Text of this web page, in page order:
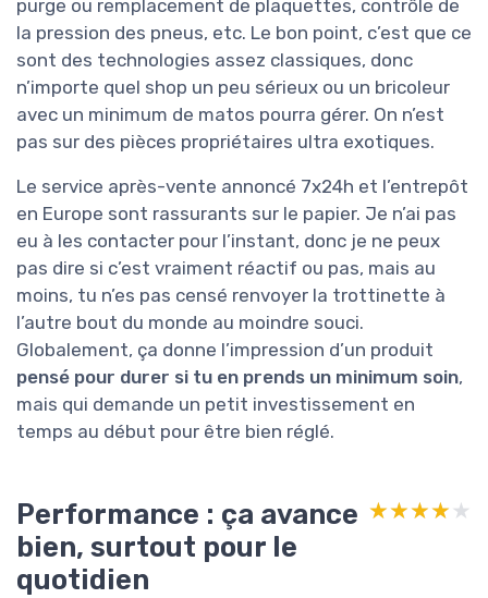
purge ou remplacement de plaquettes, contrôle de
la pression des pneus, etc. Le bon point, c’est que ce
sont des technologies assez classiques, donc
n’importe quel shop un peu sérieux ou un bricoleur
avec un minimum de matos pourra gérer. On n’est
pas sur des pièces propriétaires ultra exotiques.
Le service après-vente annoncé 7x24h et l’entrepôt
en Europe sont rassurants sur le papier. Je n’ai pas
eu à les contacter pour l’instant, donc je ne peux
pas dire si c’est vraiment réactif ou pas, mais au
moins, tu n’es pas censé renvoyer la trottinette à
l’autre bout du monde au moindre souci.
Globalement, ça donne l’impression d’un produit
pensé pour durer si tu en prends un minimum soin,
mais qui demande un petit investissement en
temps au début pour être bien réglé.
Performance : ça avance
bien, surtout pour le
quotidien
★★★★★
★★★★★